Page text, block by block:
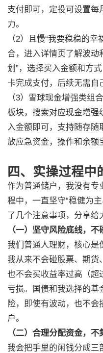
支付即可，定投可设置每
力。
（2）且慢“我要稳稳的
合，进入详情页了解波动
划”，选择买入金额和方
卡完成支付，后续无需自
（3）雪球现金增强类组
板块，搜索对应现金增强
入金额即可，支持随存
放应急资金，操作和余额
四、实操过程中
作为普通储户，我没有专
程中，一直坚守“稳健为
了几个注意事项，分享给
（一）坚守风险底线，
我们普通人理财，核心是
我从来不会碰股票、期货
也不会买收益率过高（超
亏损。国债和我选择的
险，即使有波动，也不
户。
（二）合理分配资金，不
我会把手里的闲钱分成三